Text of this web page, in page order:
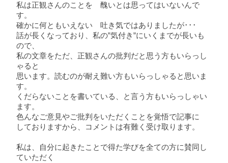
私は正観さんのことを 醜いとは思ってはいないんで
す。
確かに何ともいえない 吐き気ではありましたが･･･
話が長くなっており、私の”気付き”にいくまでが長いも
ので、
私の文章をただ、正観さんの批判だと思う方もいらっし
ゃると
思います。読むのが耐え難い方もいらっしゃると思いま
す。
くだらないことを書いている、と言う方もいらっしゃい
ます。
色んなご意見やご批判をいただくことを覚悟で記事に
しておりますから、コメントは有難く受け取ります。
私は、自分に起きたことで得た学びを全ての方に賛同し
ていただく